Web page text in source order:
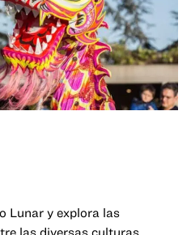
Lunar y explora las
las diversas culturas